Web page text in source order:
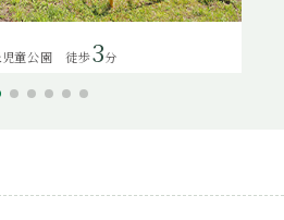
児童公園 徒歩3分